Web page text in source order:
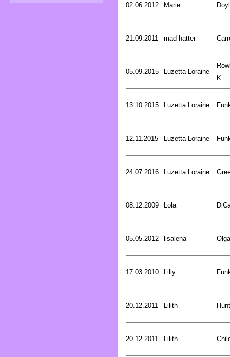
02.06.2012 Marie
21.09.2011 mad hatter
05.09.2015 Luzetta Loraine
K.
13.10.2015 Luzetta Loraine
12.11.2015 Luzetta Loraine
24.07.2016 Luzetta Loraine
08.12.2009 Lola
05.05.2012 lisalena
17.03.2010 Lilly
20.12.2011 Lilith
20.12.2011 Lilith